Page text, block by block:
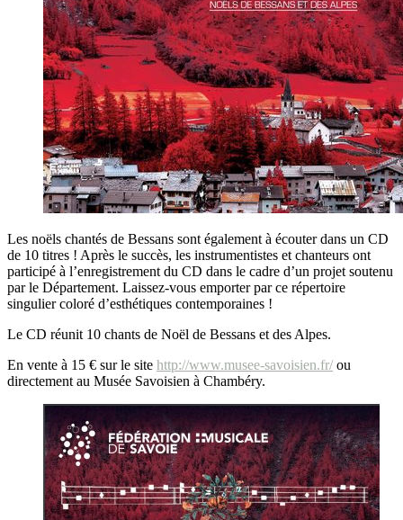
Les noëls chantés de Bessans sont également à écouter dans un CD
de 10 titres ! Après le succès, les instrumentistes et chanteurs ont
participé à l’enregistrement du CD dans le cadre d’un projet soutenu
par le Département. Laissez-vous emporter par ce répertoire
singulier coloré d’esthétiques contemporaines !
Le CD réunit 10 chants de Noël de Bessans et des Alpes.
En vente à 15 € sur le site http://www.musee-savoisien.fr/ou
directement au Musée Savoisien à Chambéry.